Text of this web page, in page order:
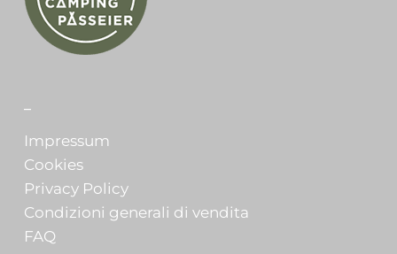
Impressum
Cookies
Privacy Policy
Condizioni generali di vendita
FAQ